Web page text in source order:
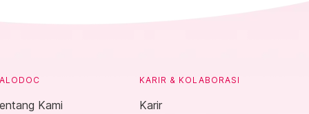
Kami
KARIR & KOLABORASI
Karir